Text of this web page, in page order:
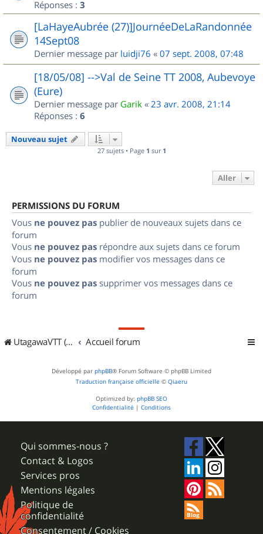
Réponses : 3
[LaHayeAubrée (27)]JournéeDeLaRandonnée
14Sept08
Dernier message par luidji76 « 07 sept. 2008, 07:48
[18/05/08] -->Val de Seine TT 2008, Aubevoye
(Eure)
Dernier message par Garik « 23 avr. 2008, 21:14
Réponses : 6
Nouveau sujet
27 sujets • Page 1 sur 1
Aller
PERMISSIONS DU FORUM
Vous ne pouvez pas publier de nouveaux sujets dans ce
forum
Vous ne pouvez pas répondre aux sujets dans ce forum
Vous ne pouvez pas modifier vos messages dans ce
forum
Vous ne pouvez pas supprimer vos messages dans ce
forum
UtagawaVTT (Randos VTT et VTTAE avec traces GPS) Accueil forum
Développé par phpBB® Forum Software © phpBB Limited
Traduction française officielle © Qiaeru
Optimized by: phpBB SEO
Confidentialité | Conditions
Qui sommes-nous ?
Contact & Logos
Services pros
Mentions légales
Politique de
confidentialité
Consentement / Cookies